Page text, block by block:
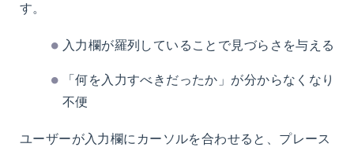
す。
入力欄が羅列していることで見づらさを与える
「何を入力すべきだったか」が分からなくなり
不便
ユーザーが入力欄にカーソルを合わせると、プレース